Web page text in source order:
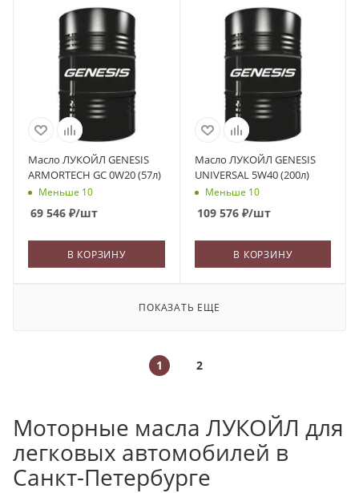
Масло ЛУКОЙЛ GENESIS
ARMORTECH GC 0W20 (57л)
Меньше 10
69 546 ₽/шт
В КОРЗИНУ
Масло ЛУКОЙЛ GENESIS
UNIVERSAL 5W40 (200л)
Меньше 10
109 576₽/шт
В КОРЗИНУ
ПОКАЗАТЬ ЕЩЕ
1 2
Моторные масла ЛУКОЙЛ для
легковых автомобилей в
Санкт-Петербурге